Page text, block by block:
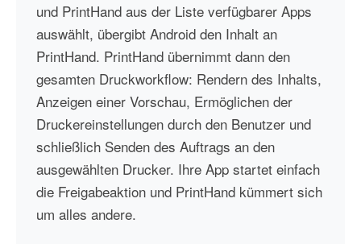
und PrintHand aus der Liste verfügbarer Apps
auswählt, übergibt Android den Inhalt an
PrintHand. PrintHand übernimmt dann den
gesamten Druckworkflow: Rendern des Inhalts,
Anzeigen einer Vorschau, Ermöglichen der
Druckereinstellungen durch den Benutzer und
schließlich Senden des Auftrags an den
ausgewählten Drucker. Ihre App startet einfach
die Freigabeaktion und PrintHand kümmert sich
um alles andere.